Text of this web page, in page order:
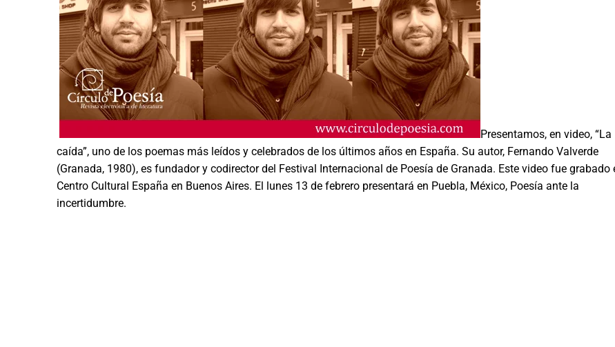
Presentamos, en video, “La
caída”, uno de los poemas más leídos y celebrados de los últimos años en España. Su autor, Fernando Valverde
(Granada, 1980), es fundador y codirector del Festival Internacional de Poesía de Granada. Este video fue grabado
Centro Cultural España en Buenos Aires. El lunes 13 de febrero presentará en Puebla, México, Poesía ante la
incertidumbre.